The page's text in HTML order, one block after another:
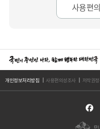
사용편
개인정보처리방침 사용편의성조사 저작권